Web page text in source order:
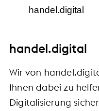
handel.digital
handel.digital
Wir von
Ihnen dabei zu
Digitalisierung